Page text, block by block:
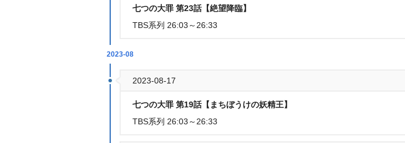
七つの大罪 第23話【絶望降臨】
TBS系列 26:03～26:33
2023-08
2023-08-17
七つの大罪 第19話【まちぼうけの妖精王】
TBS系列 26:03～26:33